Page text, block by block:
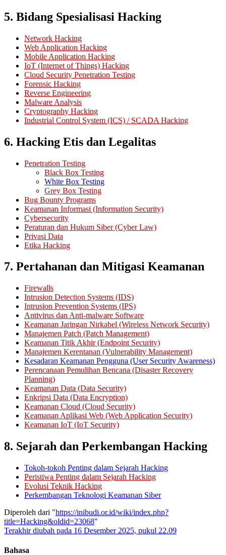
5. Bidang Spesialisasi Hacking
Network Hacking
Web Application Hacking
Mobile Application Hacking
IoT (Internet of Things) Hacking
Cloud Security Penetration Testing
Forensic Hacking
Reverse Engineering
Malware Analysis
Cryptography Hacking
Industrial Control System (ICS) / SCADA Hacking
6. Hacking Etis dan Legalitas
Penetration Testing
Black Box Testing
White Box Testing
Grey Box Testing
Bug Bounty Programs
Keamanan Informasi (Information Security)
Cybersecurity
Peraturan dan Hukum Siber (Cyber Law)
Privasi Data
Etika Hacking
7. Pertahanan dan Mitigasi Keamanan
Firewalls
Intrusion Detection Systems (IDS)
Intrusion Prevention Systems (IPS)
Antivirus dan Anti-malware Software
Keamanan Jaringan Nirkabel (Wireless Network Security)
Manajemen Patch (Patch Management)
Keamanan Titik Akhir (Endpoint Security)
Manajemen Kerentanan (Vulnerability Management)
Kesadaran Keamanan Pengguna (User Security Awareness)
Perencanaan Pemulihan Bencana (Disaster Recovery
Planning)
Keamanan Data (Data Security)
Enkripsi Data (Data Encryption)
Keamanan Cloud (Cloud Security)
Keamanan Aplikasi Web (Web Application Security)
Keamanan IoT (IoT Security)
8. Sejarah dan Perkembangan Hacking
Tokoh-tokoh Penting dalam Sejarah Hacking
Peristiwa Penting dalam Sejarah Hacking
Evolusi Teknik Hacking
Perkembangan Teknologi Keamanan Siber
Diperoleh dari "https://inibudi.or.id/wiki/index.php?
title=Hacking&oldid=23068"
Terakhir diubah pada 16 Desember 2025, pukul 22.09
Bahasa